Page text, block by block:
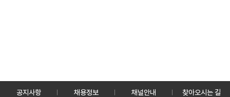
공지사항 채용정보 채널안내 찾아오시는 길